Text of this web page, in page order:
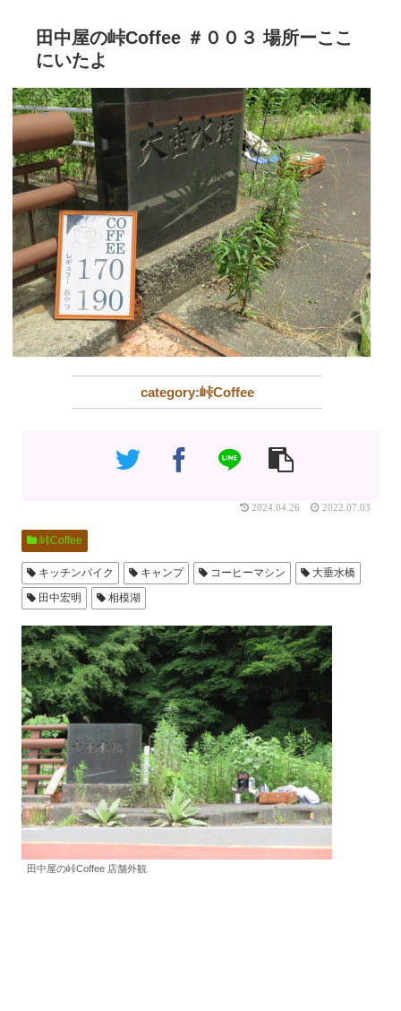
田中屋の峠Coffee ＃００３ 場所ーここ
にいたよ
峠Coffee
2024.04.26 2022.07.03
峠Coffee
キッチンバイク キャンプ コーヒーマシン
大垂水橋
田中宏明
相模湖
田中屋の峠Coffee 店舗外観